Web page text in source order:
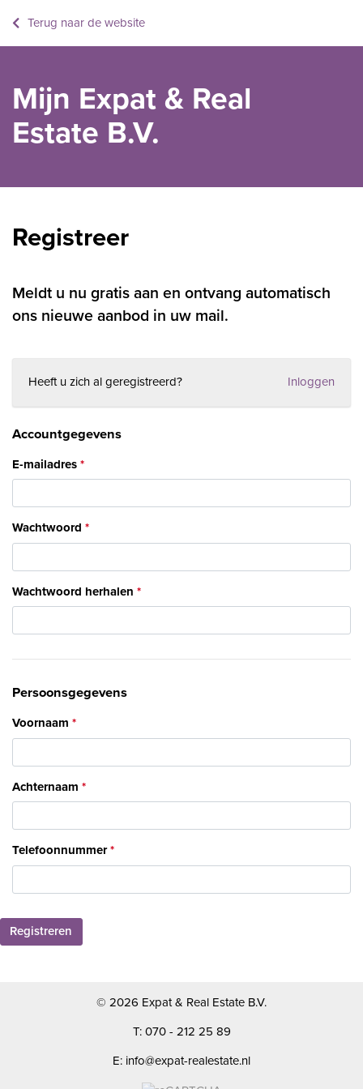
Terug naar de website
Mijn Expat & Real
Estate B.V.
Registreer
Meldt u nu gratis aan en ontvang automatisch
ons nieuwe aanbod in uw mail.
Heeft u zich al geregistreerd? Inloggen
Accountgegevens
E-mailadres
Wachtwoord
Wachtwoord herhalen
Persoonsgegevens
Voornaam
Achternaam
Telefoonnummer
Registreren
© 2026 Expat & Real Estate B.V.
T: 070 - 212 25 89
E: info@expat-realestate.nl